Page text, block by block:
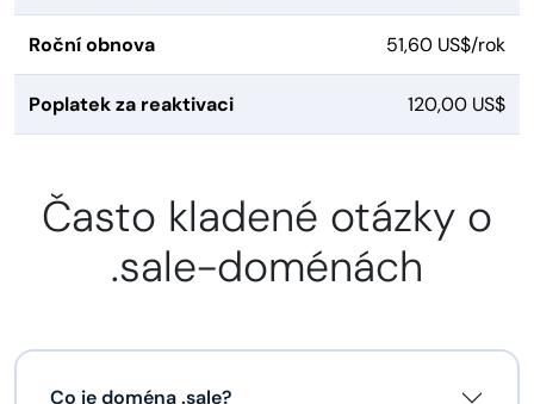
Roční obnova 51,60 US$/rok
Poplatek za reaktivaci 120,00 US$
Často kladené otázky o
.sale-doménách
Co je doména .sale?